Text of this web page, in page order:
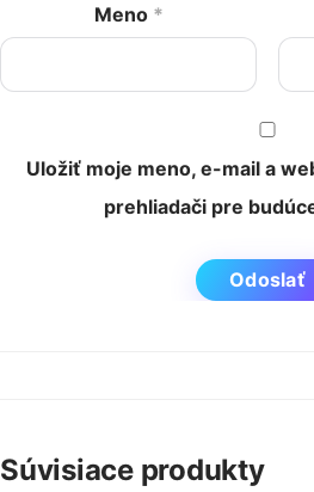
Meno *
Uložiť moje meno, e-mail a
prehliadači pre
Súvisiace produkty